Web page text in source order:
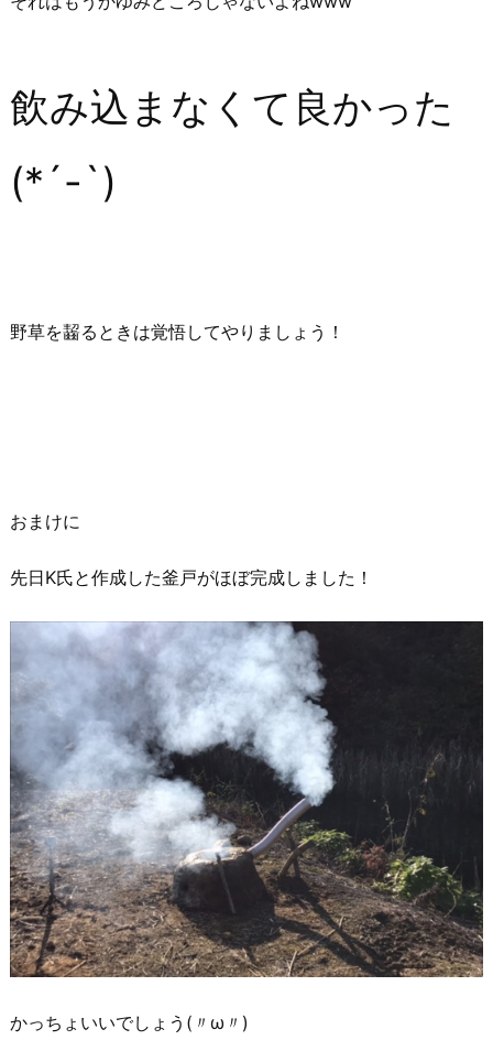
飲み込まなくて良かった
(*´-`)
野草を齧るときは覚悟してやりましょう！
おまけに
先日K氏と作成した釜戸がほぼ完成しました！
かっちょいいでしょう(〃ω〃)